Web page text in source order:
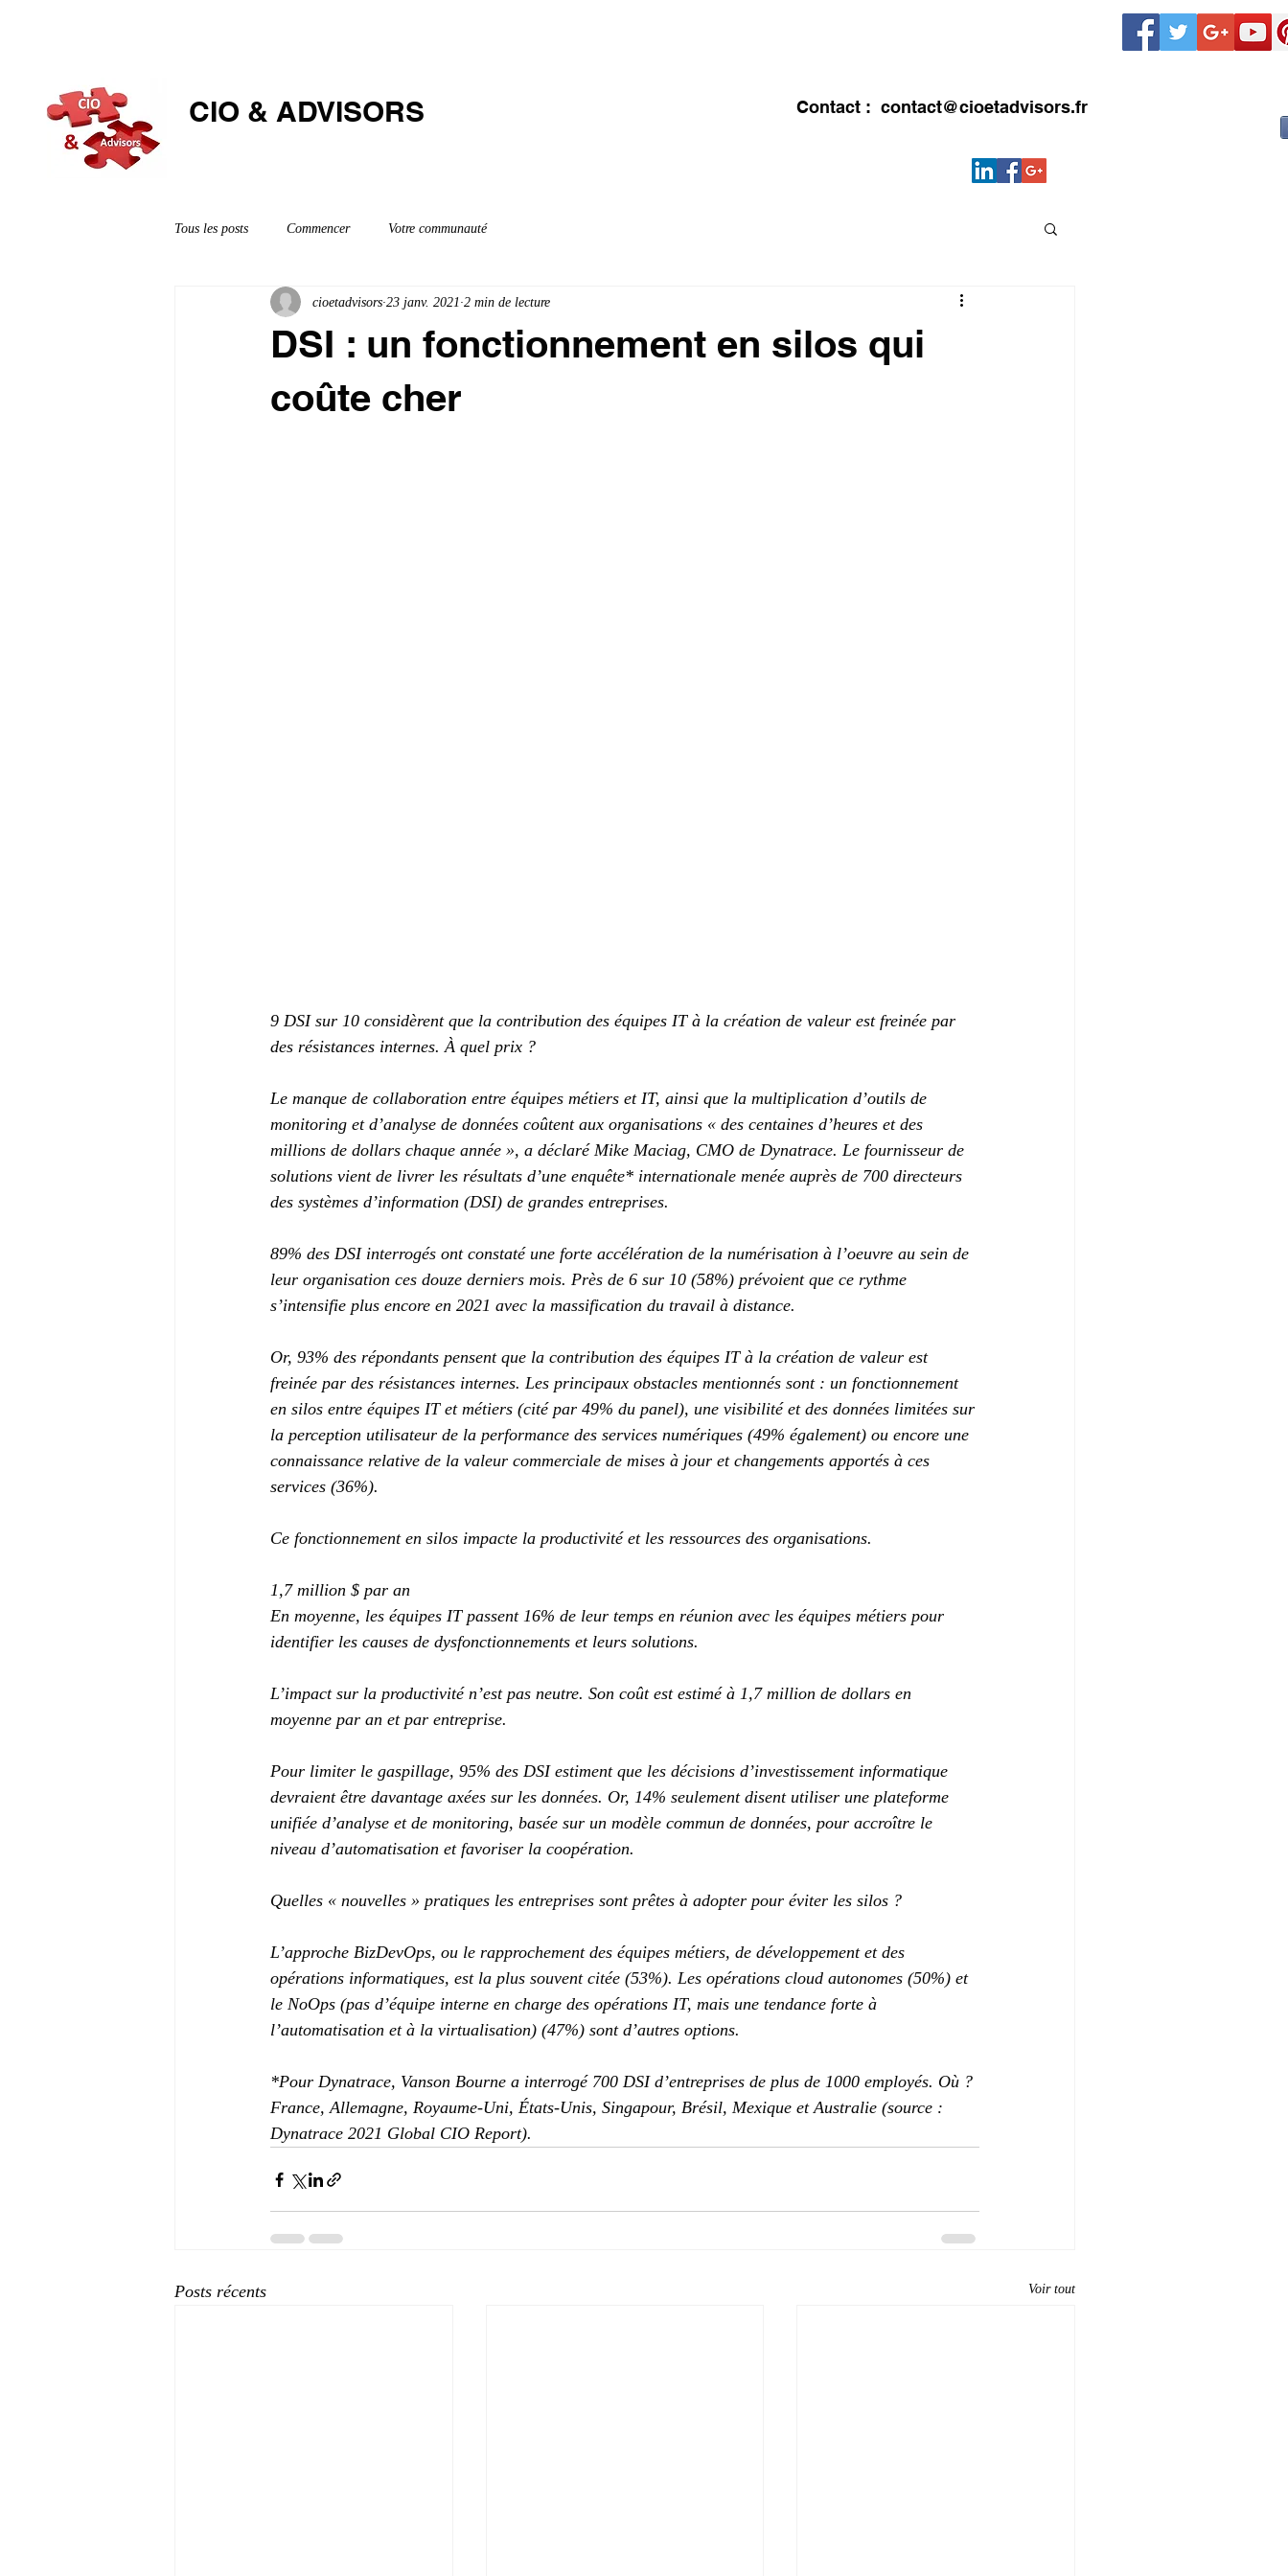
CIO & ​ADVISORS Contact : contact@cioetadvisors.fr
Tous les posts Commencer Votre communauté
DSI : un fonctionnement en silos qui
coûte cher
cioetadvisors 23 janv. 2021 2 min de lecture
9 DSI sur 10 considèrent que la contribution des équipes IT à la création de valeur est freinée par
des résistances internes. À quel prix ?
Le manque de collaboration entre équipes métiers et IT, ainsi que la multiplication d’outils de
monitoring et d’analyse de données coûtent aux organisations « des centaines d’heures et des
millions de dollars chaque année », a déclaré Mike Maciag, CMO de Dynatrace. Le fournisseur de
solutions vient de livrer les résultats d’une enquête* internationale menée auprès de 700 directeurs
des systèmes d’information (DSI) de grandes entreprises.
89% des DSI interrogés ont constaté une forte accélération de la numérisation à l’oeuvre au sein de
leur organisation ces douze derniers mois. Près de 6 sur 10 (58%) prévoient que ce rythme
s’intensifie plus encore en 2021 avec la massification du travail à distance.
Or, 93% des répondants pensent que la contribution des équipes IT à la création de valeur est
freinée par des résistances internes. Les principaux obstacles mentionnés sont : un fonctionnement
en silos entre équipes IT et métiers (cité par 49% du panel), une visibilité et des données limitées sur
la perception utilisateur de la performance des services numériques (49% également) ou encore une
connaissance relative de la valeur commerciale de mises à jour et changements apportés à ces
services (36%).
Ce fonctionnement en silos impacte la productivité et les ressources des organisations.
1,7 million $ par an
En moyenne, les équipes IT passent 16% de leur temps en réunion avec les équipes métiers pour
identifier les causes de dysfonctionnements et leurs solutions.
L’impact sur la productivité n’est pas neutre. Son coût est estimé à 1,7 million de dollars en
moyenne par an et par entreprise.
Pour limiter le gaspillage, 95% des DSI estiment que les décisions d’investissement informatique
devraient être davantage axées sur les données. Or, 14% seulement disent utiliser une plateforme
unifiée d’analyse et de monitoring, basée sur un modèle commun de données, pour accroître le
niveau d’automatisation et favoriser la coopération.
Quelles « nouvelles » pratiques les entreprises sont prêtes à adopter pour éviter les silos ?
L’approche BizDevOps, ou le rapprochement des équipes métiers, de développement et des
opérations informatiques, est la plus souvent citée (53%). Les opérations cloud autonomes (50%) et
le NoOps (pas d’équipe interne en charge des opérations IT, mais une tendance forte à
l’automatisation et à la virtualisation) (47%) sont d’autres options.
*Pour Dynatrace, Vanson Bourne a interrogé 700 DSI d’entreprises de plus de 1000 employés. Où ?
France, Allemagne, Royaume-Uni, États-Unis, Singapour, Brésil, Mexique et Australie (source :
Dynatrace 2021 Global CIO Report).
Posts récents Voir tout